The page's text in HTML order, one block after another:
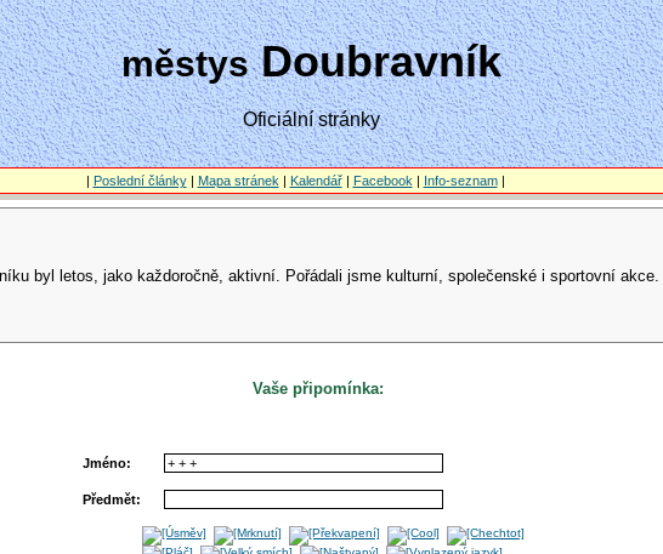
městysDoubravník
Oficiální stránky
| Poslední články| Mapa stránek | Kalendář| Facebook | Info-seznam|
byl letos, jako každoročně, aktivní. Pořádali jsme kulturní, společenské i sportovní
Vaše připomínka:
Jméno:
Předmět: